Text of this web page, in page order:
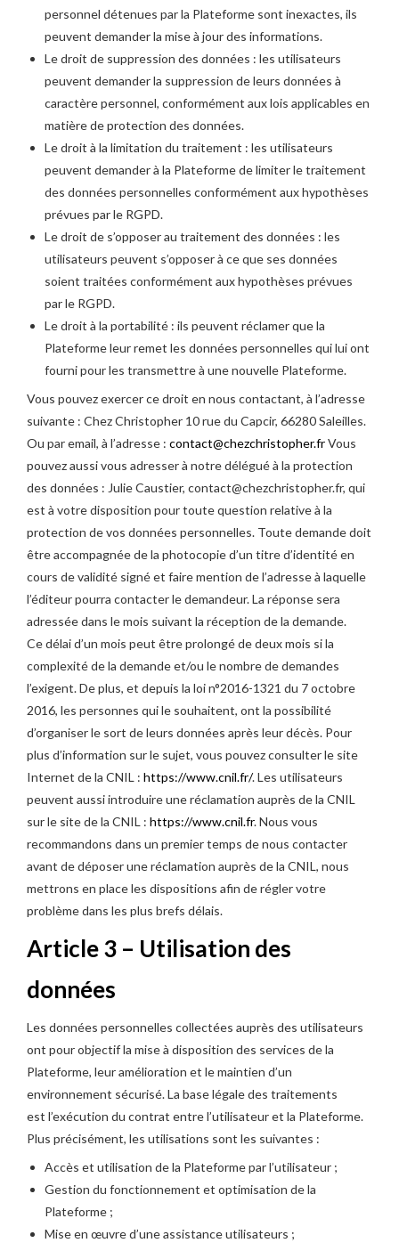
personnel détenues par la Plateforme sont inexactes, ils
peuvent demander la mise à jour des informations.
Le droit de suppression des données : les utilisateurs
peuvent demander la suppression de leurs données à
caractère personnel, conformément aux lois applicables en
matière de protection des données.
Le droit à la limitation du traitement : les utilisateurs
peuvent demander à la Plateforme de limiter le traitement
des données personnelles conformément aux hypothèses
prévues par le RGPD.
Le droit de s’opposer au traitement des données : les
utilisateurs peuvent s’opposer à ce que ses données
soient traitées conformément aux hypothèses prévues
par le RGPD.
Le droit à la portabilité : ils peuvent réclamer que la
Plateforme leur remet les données personnelles qui lui ont
fourni pour les transmettre à une nouvelle Plateforme.
Vous pouvez exercer ce droit en nous contactant, à l’adresse
suivante : Chez Christopher 10 rue du Capcir, 66280 Saleilles.
Ou par email, à l’adresse : contact@chezchristopher.frVous
pouvez aussi vous adresser à notre délégué à la protection
des données : Julie Caustier, contact@chezchristopher.fr, qui
est à votre disposition pour toute question relative à la
protection de vos données personnelles. Toute demande doit
être accompagnée de la photocopie d’un titre d’identité en
cours de validité signé et faire mention de l’adresse à laquelle
l’éditeur pourra contacter le demandeur. La réponse sera
adressée dans le mois suivant la réception de la demande.
Ce délai d’un mois peut être prolongé de deux mois si la
complexité de la demande et/ou le nombre de demandes
l’exigent. De plus, et depuis la loi n°2016-1321 du 7 octobre
2016, les personnes qui le souhaitent, ont la possibilité
d’organiser le sort de leurs données après leur décès. Pour
plus d’information sur le sujet, vous pouvez consulter le site
Internet de la CNIL : https://www.cnil.fr/. Les utilisateurs
peuvent aussi introduire une réclamation auprès de la CNIL
sur le site de la CNIL : https://www.cnil.fr. Nous vous
recommandons dans un premier temps de nous contacter
avant de déposer une réclamation auprès de la CNIL, nous
mettrons en place les dispositions afin de régler votre
problème dans les plus brefs délais.
Article 3 – Utilisation des
données
Les données personnelles collectées auprès des utilisateurs
ont pour objectif la mise à disposition des services de la
Plateforme, leur amélioration et le maintien d’un
environnement sécurisé. La base légale des traitements
est l’exécution du contrat entre l’utilisateur et la Plateforme.
Plus précisément, les utilisations sont les suivantes :
Accès et utilisation de la Plateforme par l’utilisateur ;
Gestion du fonctionnement et optimisation de la
Plateforme ;
Mise en œuvre d’une assistance utilisateurs ;